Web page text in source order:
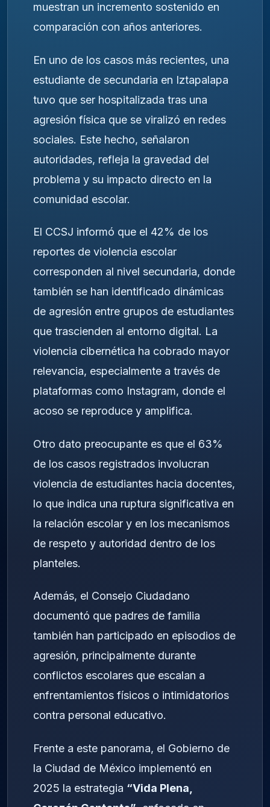
muestran un incremento sostenido en
comparación con años anteriores.
En uno de los casos más recientes, una
estudiante de secundaria en Iztapalapa
tuvo que ser hospitalizada tras una
agresión física que se viralizó en redes
sociales. Este hecho, señalaron
autoridades, refleja la gravedad del
problema y su impacto directo en la
comunidad escolar.
El CCSJ informó que el 42% de los
reportes de violencia escolar
corresponden al nivel secundaria, donde
también se han identificado dinámicas
de agresión entre grupos de estudiantes
que trascienden al entorno digital. La
violencia cibernética ha cobrado mayor
relevancia, especialmente a través de
plataformas como Instagram, donde el
acoso se reproduce y amplifica.
Otro dato preocupante es que el 63%
de los casos registrados involucran
violencia de estudiantes hacia docentes,
lo que indica una ruptura significativa en
la relación escolar y en los mecanismos
de respeto y autoridad dentro de los
planteles.
Además, el Consejo Ciudadano
documentó que padres de familia
también han participado en episodios de
agresión, principalmente durante
conflictos escolares que escalan a
enfrentamientos físicos o intimidatorios
contra personal educativo.
Frente a este panorama, el Gobierno de
la Ciudad de México implementó en
2025 la estrategia “Vida Plena,